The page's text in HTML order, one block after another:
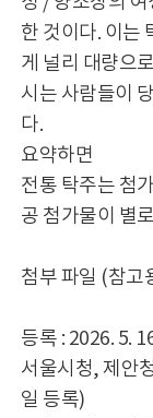
한 것이다. 이는
게 널리 대량으
시는 사람들이
다.
요약하면
전통 탁주는 첨
공 첨가물이 별
첨부 파일 (참고
등록 : 2026. 5.
서울시청, 제안
일 등록)